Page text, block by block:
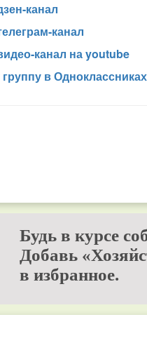
канал
канал
канал на youtube
в Одноклассниках
Будь в курсе
Добавь
в избранное.